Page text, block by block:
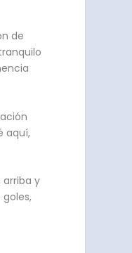
de
aquí,
arriba y